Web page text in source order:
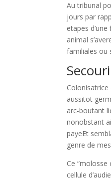
Au tribunal
jours par
etapes
animal
familiales ou
Colonisatrice
aussitot
arc-boutant
nonobstant
payeEt
genre de
Ce “molosse
cellule